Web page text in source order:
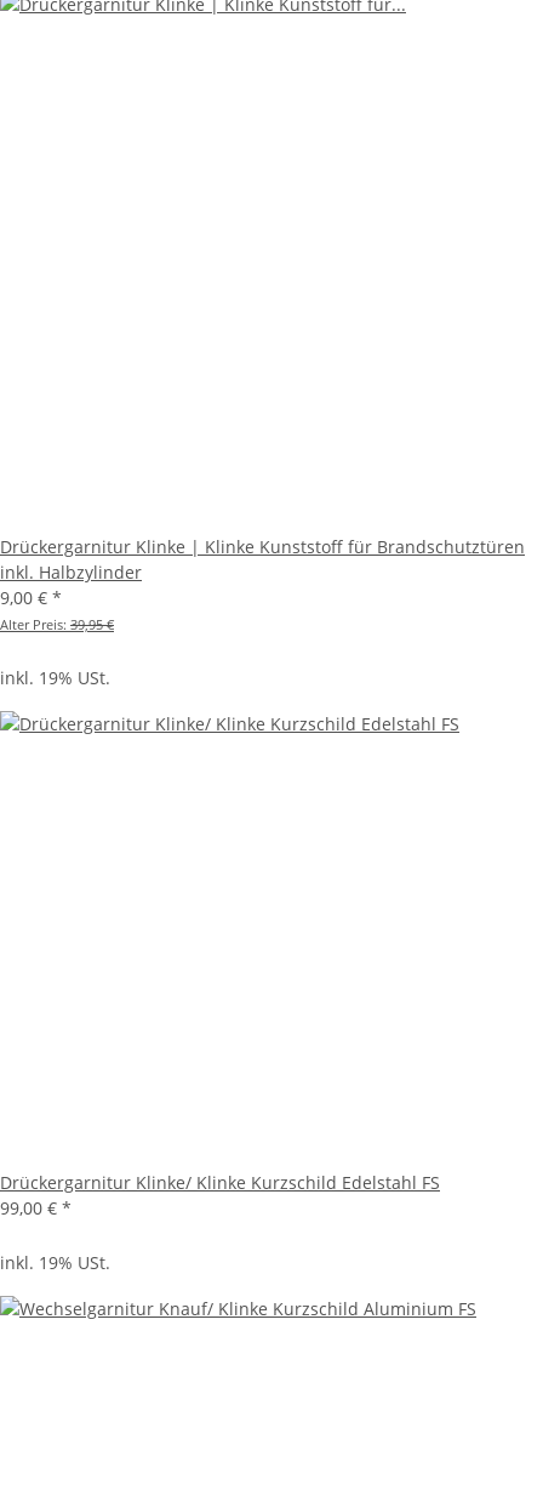
Drückergarnitur Klinke | Klinke Kunststoff für Brandschutztüren
inkl. Halbzylinder
9,00 € *
Alter Preis: 39,95 €
inkl. 19% USt.
Drückergarnitur Klinke/ Klinke Kurzschild Edelstahl FS
99,00 € *
inkl. 19% USt.